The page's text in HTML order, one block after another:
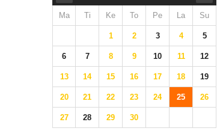
Ma Ti Ke To Pe La Su
1 2 3 4 5
6 7 8 9 10 11 12
13 14 15 16 17 18 19
20 21 22 23 24 25 26
27 28 29 30